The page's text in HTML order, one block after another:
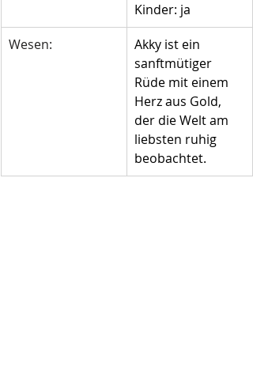
Kinder: ja
Wesen:
Akky ist ein
sanftmütiger
Rüde mit einem
Herz aus Gold,
der die Welt am
liebsten ruhig
beobachtet.